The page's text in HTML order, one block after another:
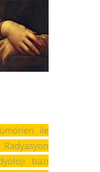
ile
bazı